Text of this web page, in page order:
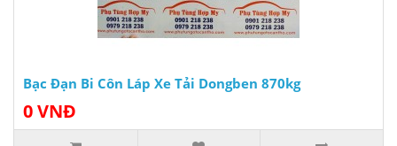
Bạc Đạn Bi Côn Láp Xe Tải Dongben 870kg
0 VNĐ